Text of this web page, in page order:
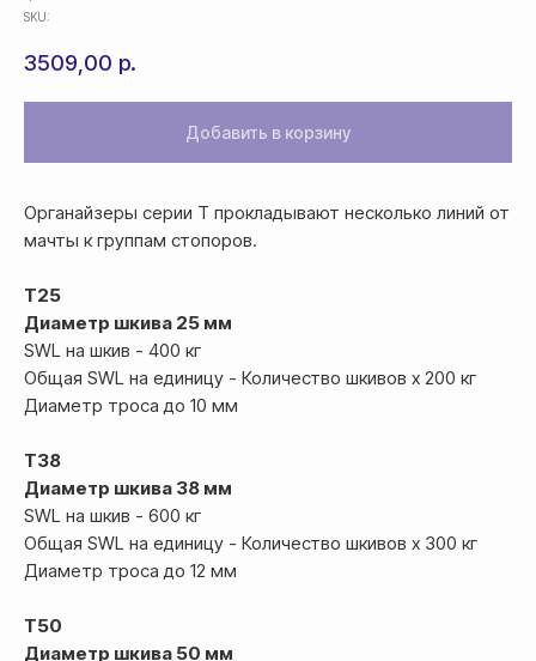
SKU:
3509,00 р.
Добавить в корзину
Органайзеры серии T прокладывают несколько линий от
мачты к группам стопоров.
T25
Диаметр шкива 25 мм
SWL на шкив - 400 кг
Общая SWL на единицу - Количество шкивов x 200 кг
Диаметр троса до 10 мм
T38
Диаметр шкива 38 мм
SWL на шкив - 600 кг
Общая SWL на единицу - Количество шкивов x 300 кг
Диаметр троса до 12 мм
T50
Диаметр шкива 50 мм
Банковской картой системы,
Оплата
после полной предоплаты